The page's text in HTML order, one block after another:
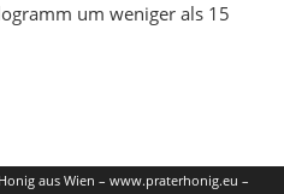
um weniger als 15
aus Wien – www.praterhonig.eu –